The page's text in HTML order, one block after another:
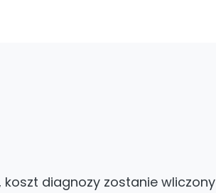
koszt diagnozy zostanie wliczony